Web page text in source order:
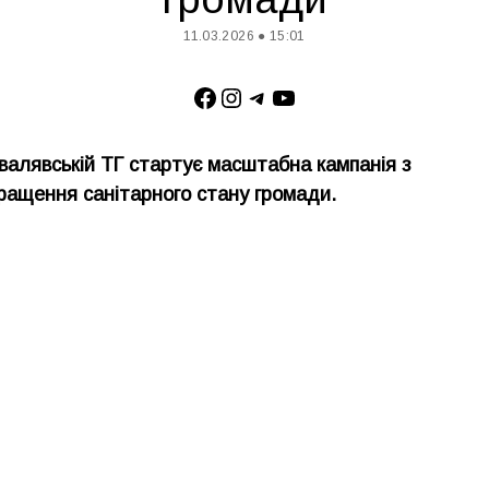
11.03.2026 ● 15:01
Facebook
Instagram
Telegram
YouTube
ТГ стартує масштабна кампанія з
санітарного стану громади.